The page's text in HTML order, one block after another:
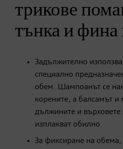
трикове
тънка и фина
Задължително
специално
обем. Шампоанът се
корените, а балсамът и
дължините и
изплакват обилно.
За фиксиране на обема,